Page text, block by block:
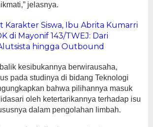
jelasnya.
Karakter Siswa, Ibu Abrita Kumarri
di Mayonif 143/TWEJ: Dari
hingga Outbound
kesibukannya berwirausaha,
pada studinya di bidang Teknologi
bahwa pilihannya masuk
oleh ketertarikannya terhadap isu
dalam pengolahan limbah.